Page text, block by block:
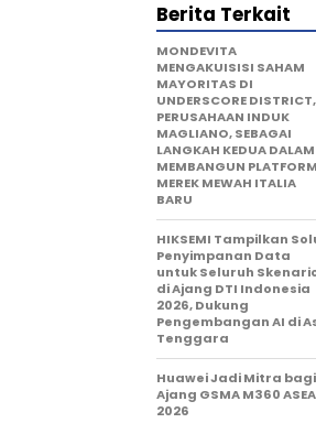
Berita Terkait
MONDEVITA
MENGAKUISISI SAHAM
MAYORITAS DI
UNDERSCORE DISTRICT,
PERUSAHAAN INDUK
MAGLIANO, SEBAGAI
LANGKAH KEDUA DALAM
MEMBANGUN PLATFORM
MEREK MEWAH ITALIA
BARU
HIKSEMI Tampilkan
Penyimpanan Data
untuk Seluruh
di Ajang DTI Indonesia
2026, Dukung
Pengembangan AI di
Tenggara
Huawei Jadi Mitra bagi
Ajang GSMA M360
2026